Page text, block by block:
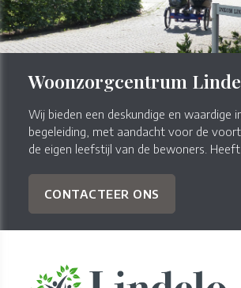
Woonzorgcentrum
Wij bieden een deskundige en waardige
begeleiding, met aandacht voor de
de eigen leefstijl van de bewoners.
CONTACTEER ONS